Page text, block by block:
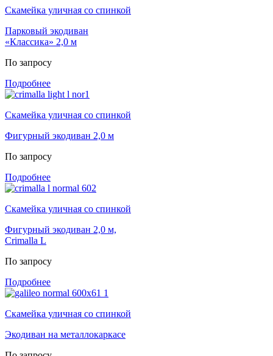
Скамейка уличная со спинкой
Парковый экодиван
«Классика» 2,0 м
По запросу
Подробнее
Скамейка уличная со спинкой
Фигурный экодиван 2,0 м
По запросу
Подробнее
Скамейка уличная со спинкой
Фигурный экодиван 2,0 м,
Crimalla L
По запросу
Подробнее
Скамейка уличная со спинкой
Экодиван на металлокаркасе